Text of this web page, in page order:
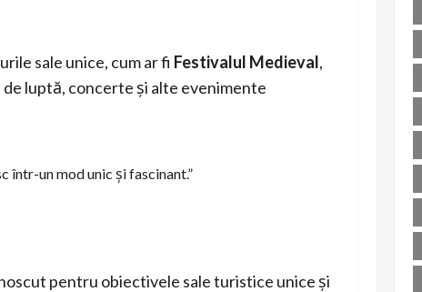
sale unice, cum ar fi Festivalul Medieval,
luptă, concerte și alte evenimente
într-un mod unic și fascinant.”
pentru obiectivele sale turistice unice și